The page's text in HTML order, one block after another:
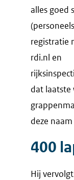
alles goed
registratie
rdi.nl en
dat
deze
400
Hij